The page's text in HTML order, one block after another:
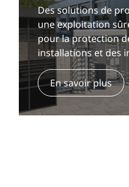
Des solutions de
une exploitation
pour la protection
installations et des
En savoir plus